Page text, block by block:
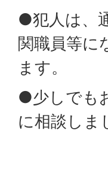
●犯人は、
関職員等に
ます。
●少しでも
に相談しま